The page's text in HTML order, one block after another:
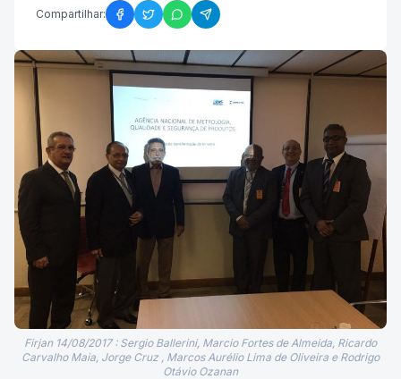
Compartilhar:
Firjan 14/08/2017 : Sergio Ballerini, Marcio Fortes de Almeida, Ricardo
Carvalho Maia, Jorge Cruz , Marcos Aurélio Lima de Oliveira e Rodrigo
Otávio Ozanan